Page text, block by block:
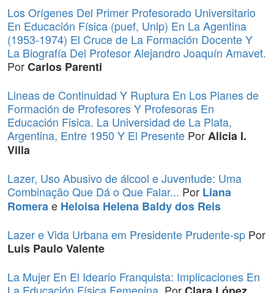
Los Orígenes Del Primer Profesorado Universitario
En Educación Física (puef, Unlp) En La Agentina
(1953-1974) El Cruce de La Formación Docente Y
La Biografía Del Profesor Alejandro Joaquín Amavet.
PorCarlos Parenti
Lineas de Continuidad Y Ruptura En Los Planes de
Formación de Profesores Y Profesoras En
Educación Fisica. La Universidad de La Plata,
Argentina, Entre 1950 Y El Presente PorAlicia I.
Villa
Lazer, Uso Abusivo de álcool e Juventude: Uma
Combinação Que Dá o Que Falar... Por Liana
Romerae Heloisa Helena Baldy dos Reis
Lazer e Vida Urbana em Presidente Prudente-sp Por
Luis Paulo Valente
La Mujer En El Ideario Franquista: Implicaciones En